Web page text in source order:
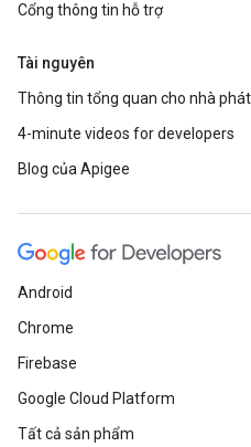
Cổng thông tin hỗ trợ
Tài nguyên
Thông tin tổng quan cho nhà
4-minute videos for developers
Blog của Apigee
Android
Chrome
Firebase
Google Cloud Platform
Tất cả sản phẩm